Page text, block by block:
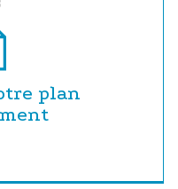
plan